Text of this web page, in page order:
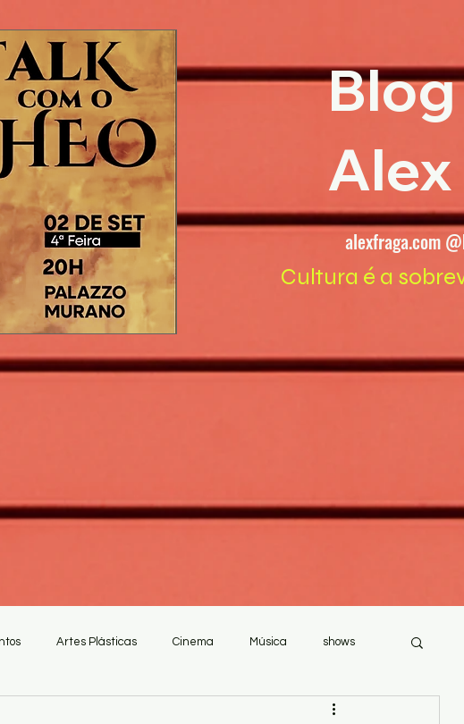
Alex
alexfraga.com
Cultura é a
Artes Plásticas Cinema Música shows